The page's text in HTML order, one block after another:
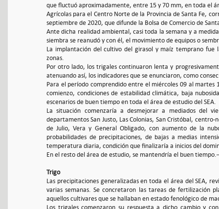
que fluctuó aproximadamente, entre 15 y 70 mm, en toda el
Agrícolas para el Centro Norte de la Provincia de Santa Fe,
septiembre de 2020, que difunde la Bolsa de Comercio de
Ante dicha realidad ambiental, casi toda la semana y a
siembra se reanudó y con él, el movimiento de equipos o
La implantación del cultivo del girasol y maíz temprano
zonas.
Por otro lado, los trigales continuaron lenta y
atenuando así, los indicadores que se enunciaron, como
Para el período comprendido entre el miércoles 09 al martes
comienzo, condiciones de estabilidad climática, baja
escenarios de buen tiempo en toda el área de estudio del SEA.
La situación comenzaría a desmejorar a mediados del
departamentos San Justo, Las Colonias, San Cristóbal,
de Julio, Vera y General Obligado, con aumento de la
probabilidades de precipitaciones, de bajas a medias
temperatura diaria, condición que finalizaría a inicios del
En el resto del área de estudio, se mantendría el buen
Trigo
Las precipitaciones generalizadas en toda el área del SEA,
varias semanas. Se concretaron las tareas de fertilización
aquellos cultivares que se hallaban en estado fenológico de